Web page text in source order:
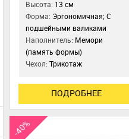
Высота: 13 см
Форма: Эргономичная; С
подшейными валиками
Наполнитель: Мемори
(память формы)
Чехол:Трикотаж
ПОДРОБНЕЕ
-40%